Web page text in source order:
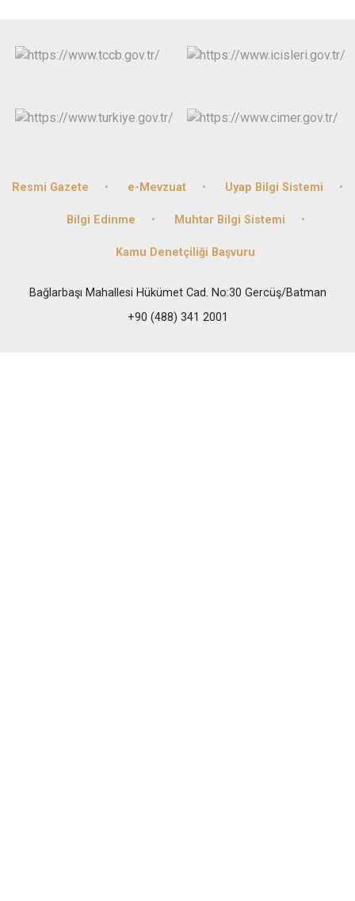
Resmi Gazete e-Mevzuat Uyap Bilgi Sistemi
Bilgi Edinme Muhtar Bilgi Sistemi
Kamu Denetçiliği Başvuru
Bağlarbaşı Mahallesi Hükümet Cad. No:30 Gercüş/Batman
+90 (488) 341 2001